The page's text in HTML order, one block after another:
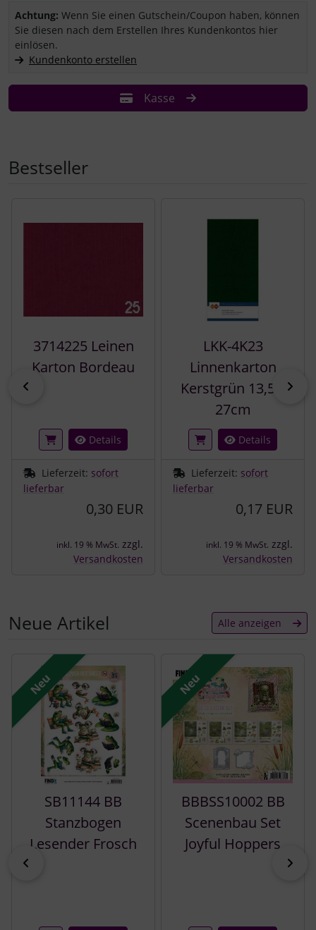
Sie haben einen Coupon/Gutschein und wollen ihn einlösen?
Achtung: Wenn Sie einen Gutschein/Coupon haben, können
Sie diesen nach dem Erstellen Ihres Kundenkontos hier
einlösen.
Kundenkonto erstellen
Kasse
Bestseller
3714225 Leinen
Karton Bordeau
Details
Lieferzeit: sofort
lieferbar
0,30 EUR
inkl. 19 % MwSt. zzgl.
Versandkosten
LKK-4K23
Linnenkarton
Kerstgrün 13,5 x
27cm
Details
Lieferzeit: sofort
lieferbar
0,17 EUR
inkl. 19 % MwSt. zzgl.
Versandkosten
Neue Artikel Alle anzeigen
Es folgt ein Produktslider - navigieren Sie mit der Tab-
Neu
SB11144 BB
Stanzbogen
Lesender Frosch
Neu
BBBSS10002 BB
Scenenbau Set
Joyful Hoppers